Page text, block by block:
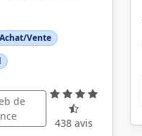
Achat/Vente
de
438 avis